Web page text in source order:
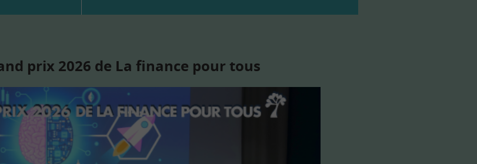
prix 2026 de La finance pour tous